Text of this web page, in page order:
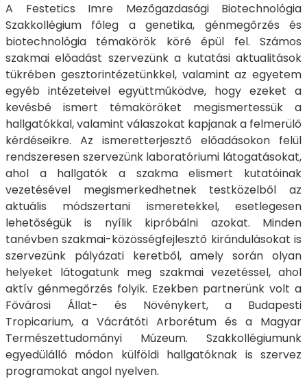
A Festetics Imre Mezőgazdasági Biotechnológia
Szakkollégium főleg a genetika, génmegőrzés és
biotechnológia témakörök köré épül fel. Számos
szakmai előadást szervezünk a kutatási aktualitások
tükrében gesztorintézetünkkel, valamint az egyetem
egyéb intézeteivel együttműködve, hogy ezeket a
kevésbé ismert témaköröket megismertessük a
hallgatókkal, valamint válaszokat kapjanak a felmerülő
kérdéseikre. Az ismeretterjesztő előadásokon felül
rendszeresen szervezünk laboratóriumi látogatásokat,
ahol a hallgatók a szakma elismert kutatóinak
vezetésével megismerkedhetnek testközelből az
aktuális módszertani ismeretekkel, esetlegesen
lehetőségük is nyílik kipróbálni azokat. Minden
tanévben szakmai-közösségfejlesztő kirándulásokat is
szervezünk pályázati keretből, amely során olyan
helyeket látogatunk meg szakmai vezetéssel, ahol
aktív génmegőrzés folyik. Ezekben partnerünk volt a
Fővárosi Állat- és Növénykert, a Budapesti
Tropicarium, a Vácrátóti Arborétum és a Magyar
Természettudományi Múzeum. Szakkollégiumunk
egyedülálló módon külföldi hallgatóknak is szervez
programokat angol nyelven.